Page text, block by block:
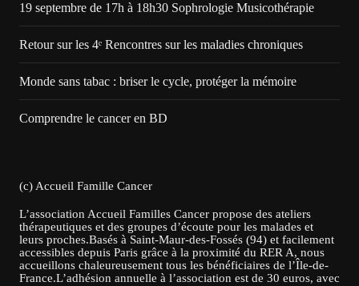
19 septembre de 17h à 18h30 Sophrologie Musicothérapie
Retour sur les 4ᵉ Rencontres sur les maladies chroniques
Monde sans tabac : briser le cycle, protéger la mémoire
Comprendre le cancer en BD
(c) Accueil Famille Cancer
L’association Accueil Familles Cancer propose des ateliers
thérapeutiques et des groupes d’écoute pour les malades et
leurs proches.Basés à Saint-Maur-des-Fossés (94) et facilement
accessibles depuis Paris grâce à la proximité du RER A, nous
accueillons chaleureusement tous les bénéficiaires de l’Île-de-
France.L’adhésion annuelle à l’association est de 30 euros, avec